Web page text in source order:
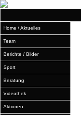
Home / Aktuelles
Team
Berichte / Bilder
Sport
Beratung
Videothek
Aktionen